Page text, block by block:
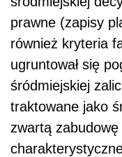
prawne (zapisy
również kryteria
ugruntował się
śródmiejskiej
traktowane jako
zwartą